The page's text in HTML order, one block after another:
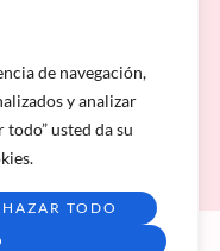
de navegación,
y analizar
usted da su
TODO
Mapa del sitio